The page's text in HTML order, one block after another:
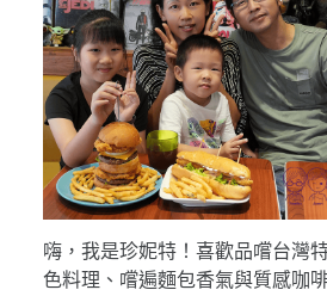
嗨，我是珍妮特！喜歡品嚐台灣
色料理、嚐遍麵包香氣與質感咖